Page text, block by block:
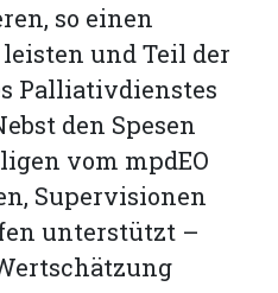
so einen
und Teil der
Palliativdienstes
den Spesen
vom mpdEO
Supervisionen
unterstützt –